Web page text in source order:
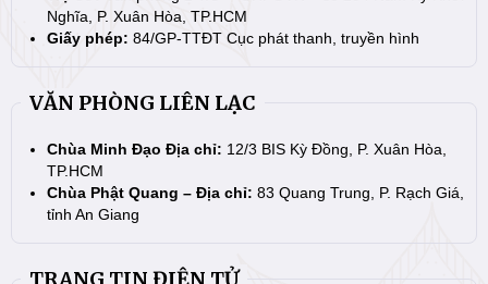
Nghĩa, P. Xuân Hòa, TP.HCM
Giấy phép: 84/GP-TTĐT Cục phát thanh, truyền hình
VĂN PHÒNG LIÊN LẠC
Chùa Minh Đạo Địa chỉ: 12/3 BIS Kỳ Đồng, P. Xuân Hòa,
TP.HCM
Chùa Phật Quang – Địa chỉ: 83 Quang Trung, P. Rạch Giá,
tỉnh An Giang